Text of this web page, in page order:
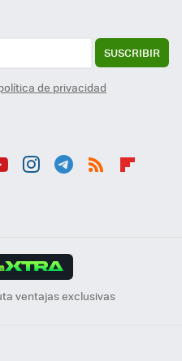
SUSCRIBIR
de privacidad
ventajas exclusivas